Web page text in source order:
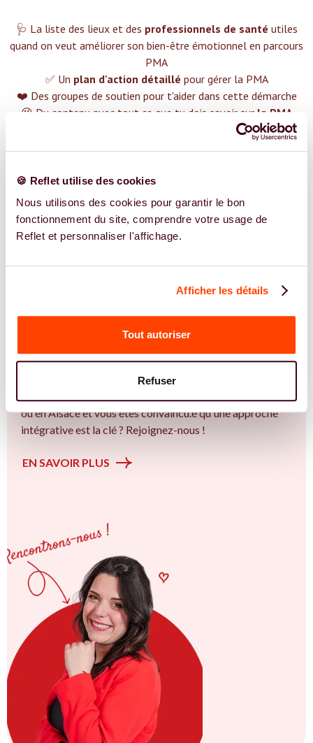
🍪 Reflet utilise des cookies
Nous utilisons des cookies pour garantir le bon
fonctionnement du site, comprendre votre usage de
Reflet et personnaliser l'affichage.
Afficher les détails
Tout autoriser
Refuser
🩺 La liste des lieux et des professionnels de santé utiles
quand on veut améliorer son bien-être émotionnel en parcours
PMA
✅ Un plan d'action détaillé pour gérer la PMA
❤️ Des groupes de soutien pour t'aider dans cette démarche
😉 Du contenu avec tout ce que tu dois savoir sur la PMA
Plus de 400 femmes déjà accompagnées !
Vous êtes Ostéopathe expert.e.s en PMA ?
Vous êtes Ostéopathe spécialiste dans dans
thématique de la fertilité et particulièrement sur la
Insémination, FIV, don de gamètes : comprendre les
ou en Alsace et vous êtes convaincu.e qu'une approche
intégrative est la clé ? Rejoignez-nous !
EN SAVOIR PLUS